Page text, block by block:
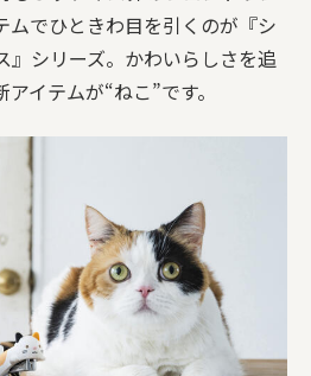
ムでひときわ目を引くのが『シ
』シリーズ。かわいらしさを追
イテムが“ねこ”です。